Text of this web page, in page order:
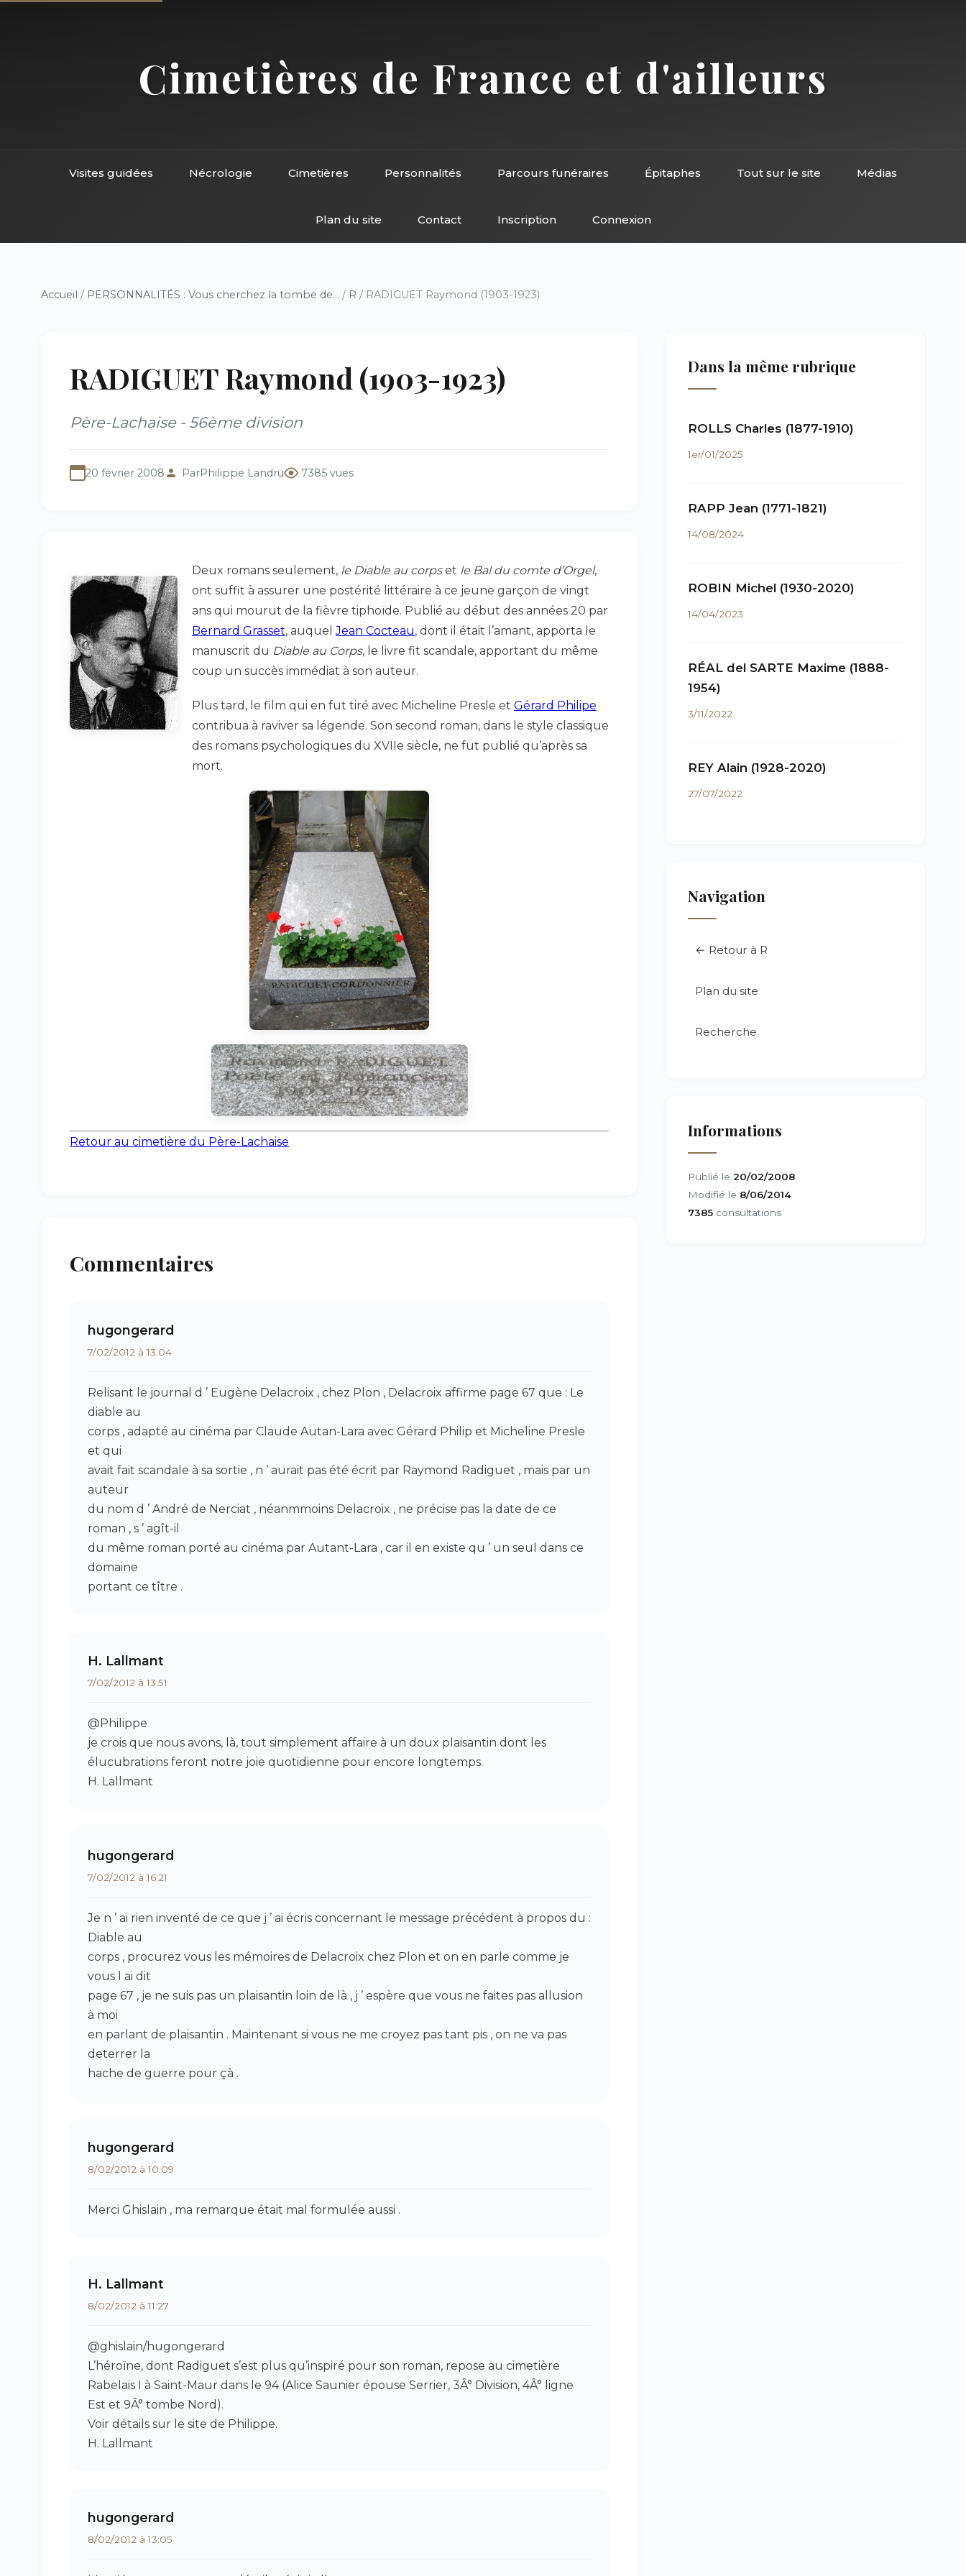
Cimetières de France et d'ailleurs
Visites guidées Nécrologie Cimetières Personnalités Parcours funéraires Épitaphes Tout sur le site Médias
Plan du site Contact Inscription Connexion
Accueil / PERSONNALITÉS : Vous cherchez la tombe de... / R / RADIGUET Raymond (1903-1923)
RADIGUET Raymond (1903-1923)
Père-Lachaise - 56ème division
20 février 2008 ParPhilippe Landru 7385 vues
Deux romans seulement, le Diable au corpset le Bal du comte d’Orgel,
ont suffit à assurer une postérité littéraire à ce jeune garçon de vingt
ans qui mourut de la fièvre tiphoïde. Publié au début des années 20 par
Bernard Grasset, auquelJean Cocteau, dont il était l’amant, apporta le
manuscrit du Diable au Corps, le livre fit scandale, apportant du même
coup un succès immédiat à son auteur.
Plus tard, le film qui en fut tiré avec Micheline Presle et Gérard Philipe
contribua à raviver sa légende. Son second roman, dans le style classique
des romans psychologiques du XVIIe siècle, ne fut publié qu’après sa
mort.
Retour au cimetière du Père-Lachaise
Commentaires
hugongerard
7/02/2012 à 13:04
Relisant le journal d ’ Eugène Delacroix , chez Plon , Delacroix affirme page 67 que : Le
diable au
corps , adapté au cinéma par Claude Autan-Lara avec Gérard Philip et Micheline Presle
et qui
avait fait scandale à sa sortie , n ’ aurait pas été écrit par Raymond Radiguet , mais par un
auteur
du nom d ’ André de Nerciat , néanmmoins Delacroix , ne précise pas la date de ce
roman , s ’ agît-il
du même roman porté au cinéma par Autant-Lara , car il en existe qu ’ un seul dans ce
domaine
portant ce tître .
H. Lallmant
7/02/2012 à 13:51
@Philippe
je crois que nous avons, là, tout simplement affaire à un doux plaisantin dont les
élucubrations feront notre joie quotidienne pour encore longtemps.
H. Lallmant
hugongerard
7/02/2012 à 16:21
Je n ’ ai rien inventé de ce que j ’ ai écris concernant le message précédent à propos du :
Diable au
corps , procurez vous les mémoires de Delacroix chez Plon et on en parle comme je
vous l ai dit
page 67 , je ne suis pas un plaisantin loin de là , j ’ espère que vous ne faites pas allusion
à moi
en parlant de plaisantin . Maintenant si vous ne me croyez pas tant pis , on ne va pas
deterrer la
hache de guerre pour çà .
hugongerard
8/02/2012 à 10:09
Merci Ghislain , ma remarque était mal formulée aussi .
H. Lallmant
8/02/2012 à 11:27
@ghislain/hugongerard
L’héroïne, dont Radiguet s’est plus qu’inspiré pour son roman, repose au cimetière
Rabelais I à Saint-Maur dans le 94 (Alice Saunier épouse Serrier, 3Â° Division, 4Â° ligne
Est et 9Â° tombe Nord).
Voir détails sur le site de Philippe.
H. Lallmant
hugongerard
8/02/2012 à 13:05
Dans la même rubrique
ROLLS Charles (1877-1910)
1er/01/2025
RAPP Jean (1771-1821)
14/08/2024
ROBIN Michel (1930-2020)
14/04/2023
RÉAL del SARTE Maxime (1888-
1954)
3/11/2022
REY Alain (1928-2020)
27/07/2022
Navigation
← Retour à R
Plan du site
Recherche
Informations
Publié le 20/02/2008
Modifié le 8/06/2014
7385 consultations